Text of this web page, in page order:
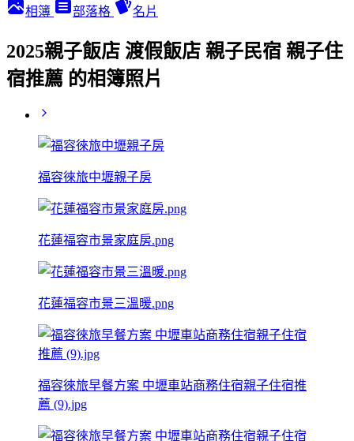
相簿 部落格 名片
2025親子飯店 渡假飯店 親子民宿 親子住
宿推薦 的相簿照片
福容徠旅中壢親子房
花蓮福容市景家庭房.png
花蓮福容市景三溫暖.png
福容徠旅早餐方案 中壢車站商務住宿親子住宿推
薦 (9).jpg